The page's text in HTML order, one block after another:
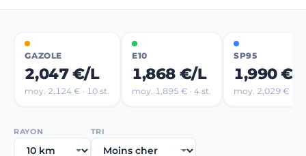
GAZOLE
2,047 €/L
moy. 2,124 € · 10 st.
E10
1,868 €/L
moy. 1,895 € · 4 st.
SP95
1,990 €/
moy. 2,029 € · 8
RAYON TRI